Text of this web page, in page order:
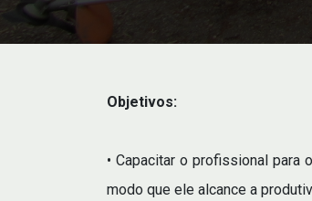
Objetivos:
• Capacitar o profissional para
modo que ele alcance a